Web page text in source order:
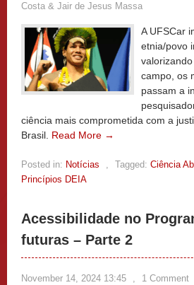
Costa & Jair de Jesus Massa
A UFSCar
etnia/povo
campo, os
passam a
ciência mais comprometida com a
Brasil. Read More →
Posted in: Notícias , Tagged: Ciência
Princípios DEIA
Acessibilidade no
futuras – Parte 2
November 14, 2024 13:45 , 1 Comment